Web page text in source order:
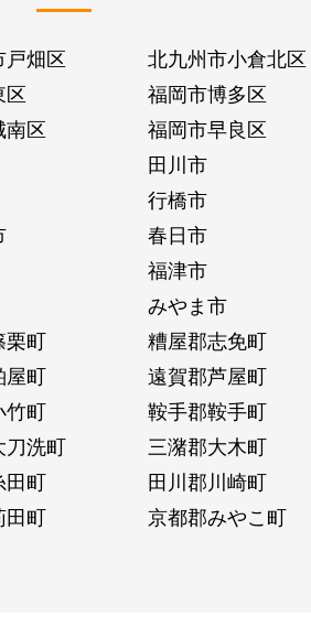
畑区
北九州市小倉北区
区
福岡市博多区
南区
福岡市早良区
田川市
行橋市
春日市
福津市
みやま市
栗町
糟屋郡志免町
屋町
遠賀郡芦屋町
竹町
鞍手郡鞍手町
刀洗町
三潴郡大木町
田町
田川郡川崎町
田町
京都郡みやこ町